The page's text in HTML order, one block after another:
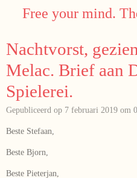
de
hoofdinhoud
Free your mind.
Nachtvorst,
Melac. Brief aan
Spielerei.
Gepubliceerd op 7 februari 2019 om
Beste Stefaan,
Beste Bjorn,
Beste Pieterjan,